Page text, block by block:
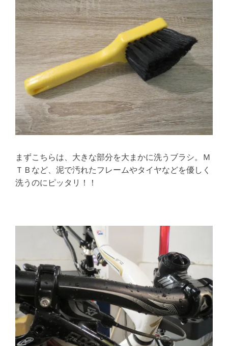
まずこちらは、大きな部分を大まかに洗うブラシ。Ｍ
ＴＢなど、泥で汚れたフレームやタイヤなどを優しく
洗うのにピッタリ！！